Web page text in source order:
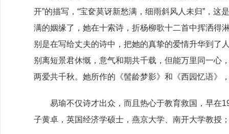
开”的描写，“宝奁莫讶新愁满，细雨斜风人未归”，
满的姻缘了，她在十索诗，折杨柳歌十二首中挥洒得
别是在写给丈夫的诗中，把她的真挚的爱情升华到了
别离短景君休慨，意气和期共千载，但能万里同一心
两爱共千秋。她所作的《髻龄梦影》和《西园忆语》
易瑜不仅诗才出众，而且热心于教育救国，早在
子黄卓，英国经济学硕士，燕京大学、南开大学教授